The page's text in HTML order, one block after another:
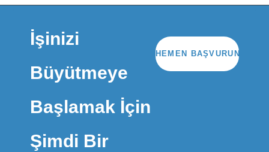
İşinizi
Büyütmeye
Başlamak İçin
Şimdi Bir
HEMEN BAŞVURUN